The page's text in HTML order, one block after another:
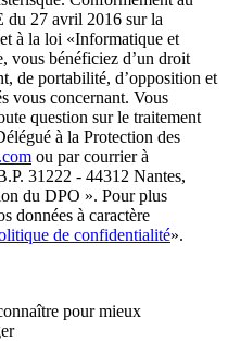
du 27 avril 2016 sur la
à la loi «Informatique et
vous bénéficiez d’un droit
de portabilité, d’opposition et
vous concernant. Vous
question sur le traitement
à la Protection des
ou par courrier à
31222 - 44312 Nantes,
du DPO ». Pour plus
données à caractère
de confidentialité».
pour mieux